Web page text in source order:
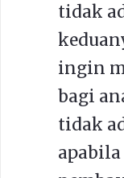
tidak
ingin
bagi
tidak